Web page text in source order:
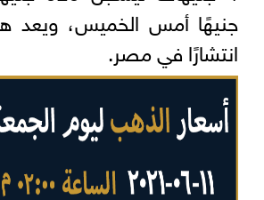
جنيهًا أمس الخميس، ويعد هو
انتشارًا في مصر.